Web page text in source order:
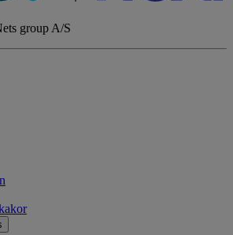
group A/S